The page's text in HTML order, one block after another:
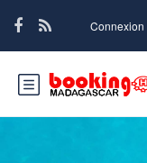
Connexion